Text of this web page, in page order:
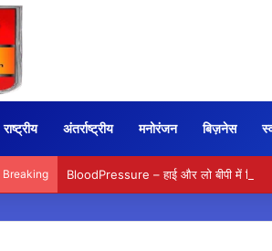
राष्ट्रीय अंतर्राष्ट्रीय मनोरंजन बिज़नेस
Breaking BloodPressure – हाई और लो बीपी में कितना